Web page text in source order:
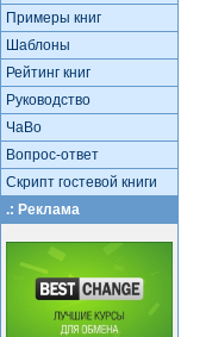
Примеры книг
Шаблоны
Рейтинг книг
Руководство
ЧаВо
Вопрос-ответ
Скрипт гостевой книги
.: Реклама